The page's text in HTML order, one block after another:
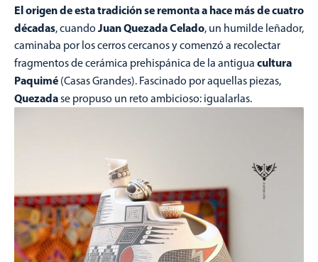
El origen de esta tradición se remonta a hace más de cuatro
décadas, cuando Juan Quezada Celado, un humilde leñador,
caminaba por los cerros cercanos y comenzó a recolectar
fragmentos de cerámica prehispánica de la antigua cultura
Paquimé (Casas Grandes). Fascinado por aquellas piezas,
Quezadase propuso un reto ambicioso: igualarlas.